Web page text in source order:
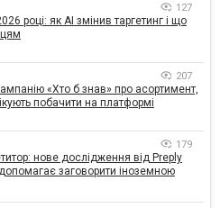
127
році: як AI змінив таргетинг і що
207
«Хто б знав» про асортимент,
побачити на платформі
179
нове дослідження від Preply
заговорити іноземною